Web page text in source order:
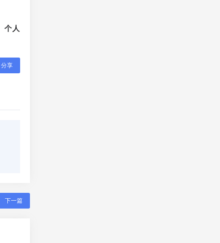
个人
分享
下一篇